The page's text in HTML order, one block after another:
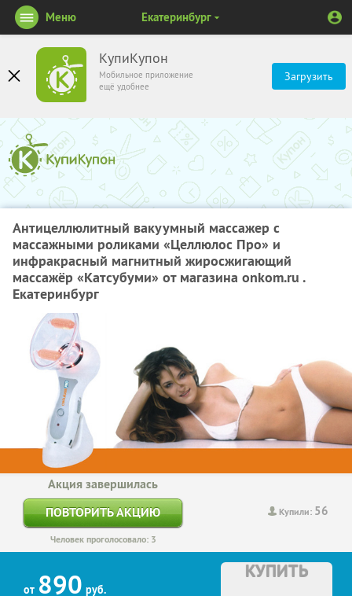
КупиКупон
Мобильное приложение
ещё удобнее
Загрузить
Меню Екатеринбург
Антицеллюлитный вакуумный массажер с
массажными роликами «Целлюлос Про» и
инфракрасный магнитный жиросжигающий
массажёр «Катсубуми» от магазина onkom.ru .
Екатеринбург
Купили: 56
Акция завершилась
ПОВТОРИТЬ АКЦИЮ
Человек проголосовало: 3
от 890 руб.
КУПИТЬ